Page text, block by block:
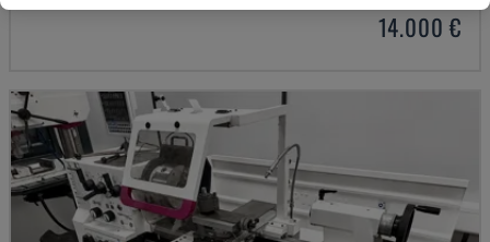
14.000 €